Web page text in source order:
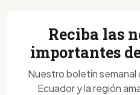
Reciba las
importantes
Nuestro boletín semanal
Ecuador y la región